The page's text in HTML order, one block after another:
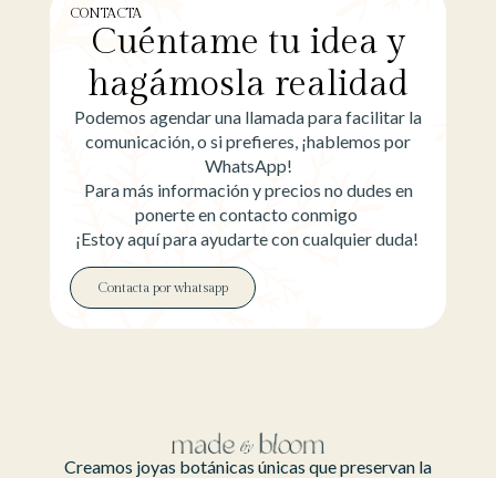
CONTACTA
Cuéntame tu idea y
hagámosla realidad
Podemos agendar una llamada para facilitar la
comunicación, o si prefieres, ¡hablemos por
WhatsApp!
Para más información y precios no dudes en
ponerte en contacto conmigo
¡Estoy aquí para ayudarte con cualquier duda!
Contacta por whatsapp
Creamos joyas botánicas únicas que preservan la